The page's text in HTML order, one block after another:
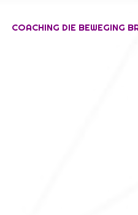
COACHING DIE BEWEGING